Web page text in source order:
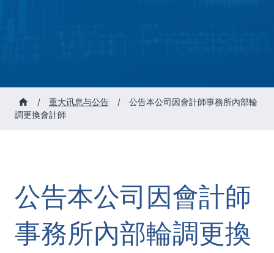
/ 重大讯息与公告 /
公告本公司因會計師事務所內部輪
調更換會計師
公告本公司因會計師
事務所內部輪調更換